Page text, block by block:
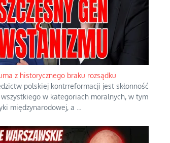
z historycznego braku rozsądku
polskiej kontrreformacji jest skłonność
w kategoriach moralnych, w tym
międzynarodowej, a